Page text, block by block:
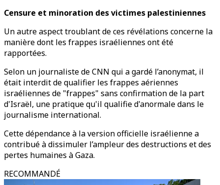
Censure et minoration des victimes palestiniennes
Un autre aspect troublant de ces révélations concerne la
manière dont les frappes israéliennes ont été
rapportées.
Selon un journaliste de CNN qui a gardé l’anonymat, il
était interdit de qualifier les frappes aériennes
israéliennes de "frappes" sans confirmation de la part
d'Israël, une pratique qu'il qualifie d'anormale dans le
journalisme international.
Cette dépendance à la version officielle israélienne a
contribué à dissimuler l’ampleur des destructions et des
pertes humaines à Gaza.
RECOMMANDÉ